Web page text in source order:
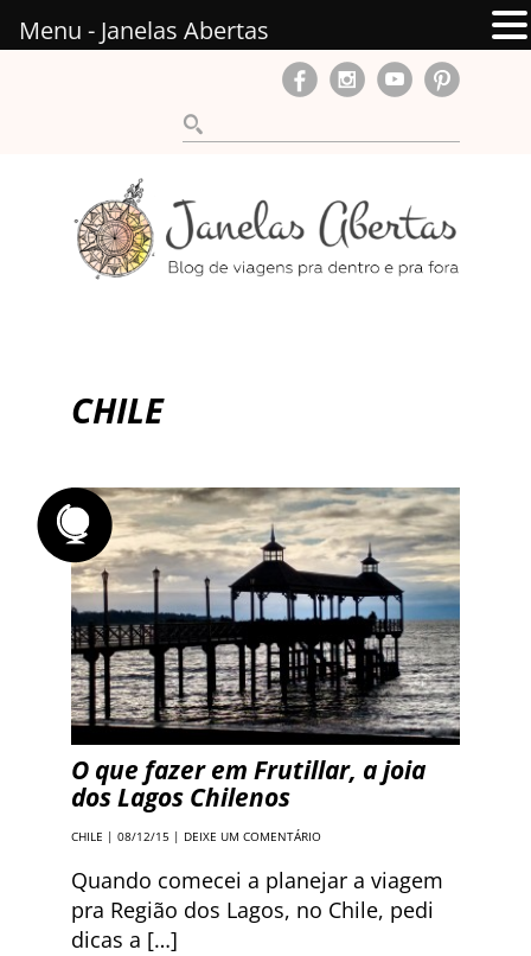
CHILE
O que fazer em Frutillar, a joia
dos Lagos Chilenos
CHILE | 08/12/15 | DEIXE UM COMENTÁRIO
Quando comecei a planejar a viagem
pra Região dos Lagos, no Chile, pedi
dicas a […]
Menu - Janelas Abertas